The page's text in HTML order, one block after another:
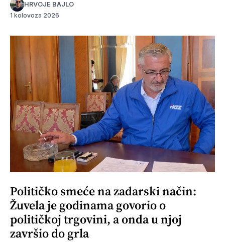
HRVOJE BAJLO
1 kolovoza 2026
Političko smeće na zadarski način:
Žuvela je godinama govorio o
političkoj trgovini, a onda u njoj
završio do grla